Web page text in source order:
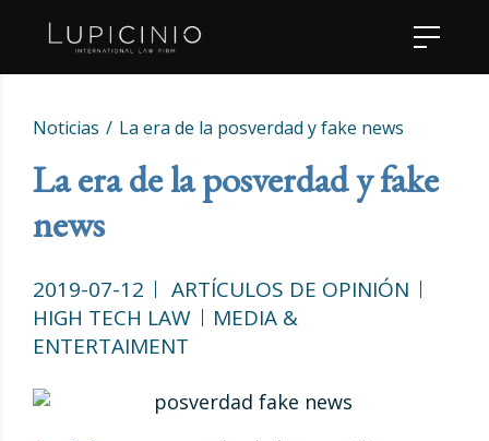
Noticias La era de la posverdad y fake news
La era de la posverdad y fake
news
2019-07-12
ARTÍCULOS DE OPINIÓN
HIGH TECH LAW
MEDIA &
ENTERTAIMENT